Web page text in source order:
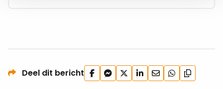
Deel dit berichtDeel
op
Deel
via
Deel
op
Deel
op
Deel
via
Deel
via
Kopieer
url